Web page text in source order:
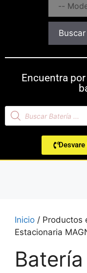
Buscar
Encuentra
Inicio / Productos
Estacionaria
Batería